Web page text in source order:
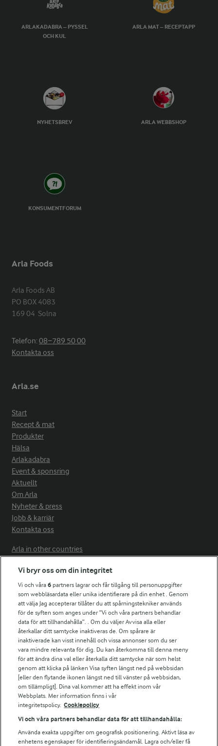
ARLAKADABRA – PYSSEL
OCH KUL
ARLA MAT – RECEPTAPP
NYHETSBREV ARLA WEBBSHOP
KONSUMENTFORUM
Arla Foods
Arla Foods AB
PO BOX 4083
169 04  Solna
Telefon:08−789 50 00
Kontakta oss
Arla.se
Start
Recept & mat
Produkter
Hälsa
Arlakadabra
Event & sponsring
Aktuellt
Om Arla
Nyheter & press
Jobb & karriär
Kontakta oss
Arla in other countries
Fler Arlasajter
För ägare
Arlas kundportal
Arla.com
Falbygdens Ost
Arla webbshop
Bildbank
Följ oss
Vi bryr oss om din integritet
Vi och våra6 partners lagrar och får tillgång till personuppgifter
som webbläsardata eller unika identifierare på din enhet . Genom
att välja Jag accepterar tillåter du att spårningstekniker används
för de syften som anges under ”Vi och våra partners behandlar
data för att tillhandahålla”. . Om du väljer Avvisa alla eller
återkallar ditt samtycke inaktiveras de. Om spårare är
inaktiverade kan visst innehåll och vissa annonser som du ser
vara mindre relevanta för dig. Du kan återkomma till denna meny
för att ändra dina val eller återkalla ditt samtycke när som helst
genom att klicka på länken Visa syften längst ned på webbsidan
[eller den flytande ikonen längst ned till vänster på webbsidan,
om tillämpligt]. Dina val kommer att ha effekt inom vår
Webbplats. Mer information finns i vår
integritetspolicy. Cookiepolicy
Vi och våra partners behandlar data för att tillhandahålla:
Använda exakta uppgifter om geografisk positionering. Aktivt läsa av
enhetens egenskaper för identifieringsändamål. Lagra och/eller få